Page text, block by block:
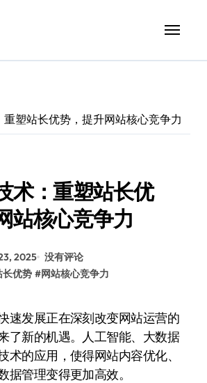
塑站长优势，提升网站核心竞争力
术：重塑站长优
站核心竞争力
2025 没有评论
长优势 #网站核心竞争力
了新的机遇。人工智能、大数据
术的应用，使得网站内容优化、
据管理变得更加高效。